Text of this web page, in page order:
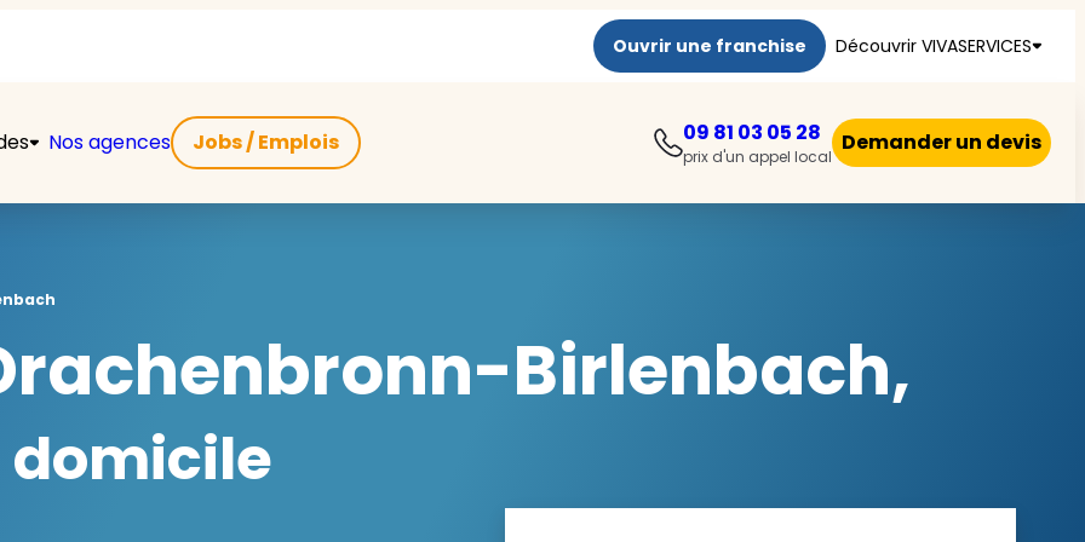
Ouvrir une franchise Découvrir VIVASERVICES
Nos agences Jobs / Emplois 09 81 03 05 28
prix d'un appel local
Demander un devis
Drachenbronn-Birlenbach,
domicile